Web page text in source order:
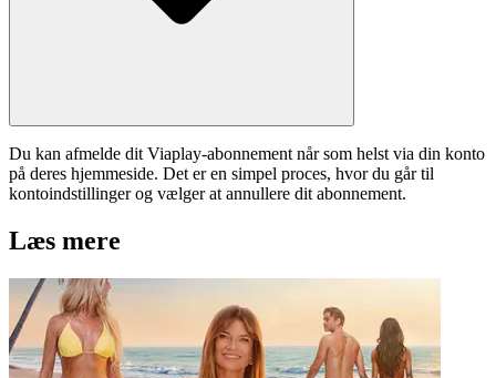
Du kan afmelde dit Viaplay-abonnement når som helst via din konto
på deres hjemmeside. Det er en simpel proces, hvor du går til
kontoindstillinger og vælger at annullere dit abonnement.
Læs mere